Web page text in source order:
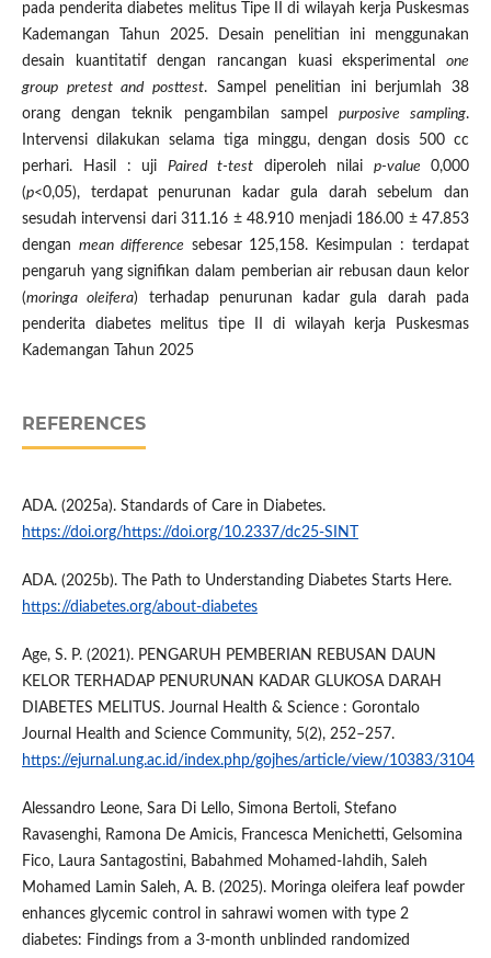
pada penderita diabetes melitus Tipe II di wilayah kerja Puskesmas
Kademangan Tahun 2025. Desain penelitian ini menggunakan
desain kuantitatif dengan rancangan kuasi eksperimentalone
group pretest and posttest. Sampel penelitian ini berjumlah 38
orang dengan teknik pengambilan sampel purposive sampling.
Intervensi dilakukan selama tiga minggu, dengan dosis 500 cc
perhari. Hasil : ujiPaired t-testdiperoleh nilaip-value0,000
(p<0,05), terdapat penurunan kadar gula darah sebelum dan
sesudah intervensi dari 311.16 ± 48.910 menjadi 186.00 ± 47.853
dengan mean difference sebesar 125,158. Kesimpulan : terdapat
pengaruh yang signifikan dalam pemberian air rebusan daun kelor
(moringa oleifera) terhadap penurunan kadar gula darah pada
penderita diabetes melitus tipe II di wilayah kerja Puskesmas
Kademangan Tahun 2025
REFERENCES
ADA. (2025a). Standards of Care in Diabetes.
https://doi.org/https://doi.org/10.2337/dc25-SINT
ADA. (2025b). The Path to Understanding Diabetes Starts Here.
https://diabetes.org/about-diabetes
Age, S. P. (2021). PENGARUH PEMBERIAN REBUSAN DAUN
KELOR TERHADAP PENURUNAN KADAR GLUKOSA DARAH
DIABETES MELITUS. Journal Health & Science : Gorontalo
Journal Health and Science Community, 5(2), 252–257.
https://ejurnal.ung.ac.id/index.php/gojhes/article/view/10383/3104
Alessandro Leone, Sara Di Lello, Simona Bertoli, Stefano
Ravasenghi, Ramona De Amicis, Francesca Menichetti, Gelsomina
Fico, Laura Santagostini, Babahmed Mohamed-Iahdih, Saleh
Mohamed Lamin Saleh, A. B. (2025). Moringa oleifera leaf powder
enhances glycemic control in sahrawi women with type 2
diabetes: Findings from a 3-month unblinded randomized